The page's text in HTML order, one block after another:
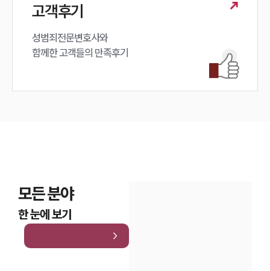
고객후기
성범죄전문변호사와
함께한 고객들의 만족후기
모든 분야
한 눈에 보기